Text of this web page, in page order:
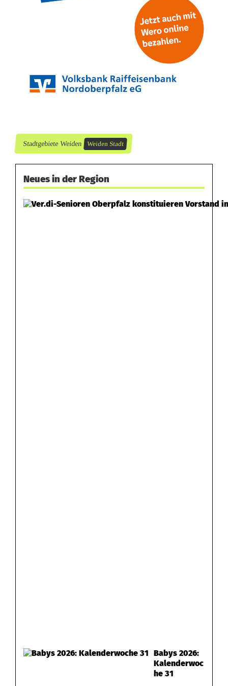
Stadtgebiete Weiden Weiden Stadt
Neues in der Region
Babys 2026:
Kalenderwoc
he 31